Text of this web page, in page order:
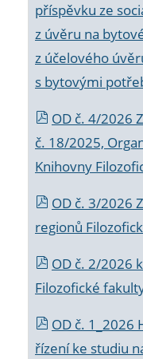
příspěvku ze
z úvěru na
z účelového
s bytovými
OD č. 4/2026
č. 18/2025,
Knihovny
OD č. 3/2026
regionů
OD č. 2/2026 k
Filozofické
OD č.
řízení ke studiu